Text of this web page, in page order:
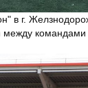
в г.
между